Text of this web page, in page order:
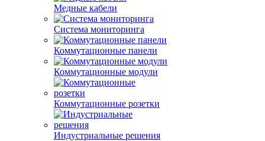
Медные кабели
Система мониторинга
Коммутационные панели
Коммутационные модули
Коммутационные розетки
Индустриальные решения